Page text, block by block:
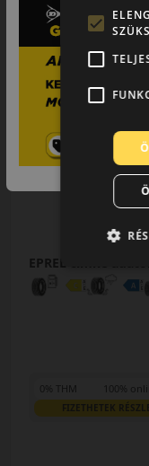
Allseason
205/40R17 (84) W
EPREL cimke
0% THM 100%
FIZETHETEK